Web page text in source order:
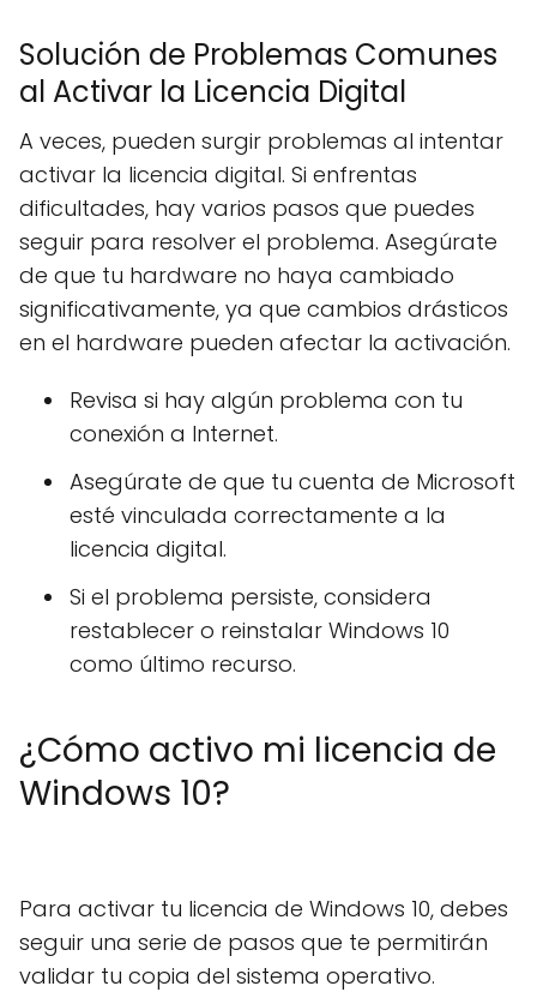
Solución de Problemas Comunes
al Activar la Licencia Digital
A veces, pueden surgir problemas al intentar
activar la licencia digital. Si enfrentas
dificultades, hay varios pasos que puedes
seguir para resolver el problema. Asegúrate
de que tu hardware no haya cambiado
significativamente, ya que cambios drásticos
en el hardware pueden afectar la activación.
Revisa si hay algún problema con tu
conexión a Internet.
Asegúrate de que tu cuenta de Microsoft
esté vinculada correctamente a la
licencia digital.
Si el problema persiste, considera
restablecer o reinstalar Windows 10
como último recurso.
¿Cómo activo mi licencia de
Windows 10?
Para activar tu licencia de Windows 10, debes
seguir una serie de pasos que te permitirán
validar tu copia del sistema operativo.